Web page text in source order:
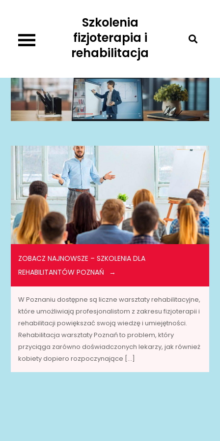
content
Szkolenia
fizjoterapia i
rehabilitacja
ZOBACZ NAJNOWSZE – SZKOLENIA DLA
REHABILITANTÓW POZNAŃ
W Poznaniu dostępne są liczne warsztaty rehabilitacyjne,
które umożliwiają profesjonalistom z zakresu fizjoterapii i
rehabilitacji powiększać swoją wiedzę i umiejętności.
Rehabilitacja warsztaty Poznań to problem, który
przyciąga zarówno doświadczonych lekarzy, jak również
kobiety dopiero rozpoczynające […]